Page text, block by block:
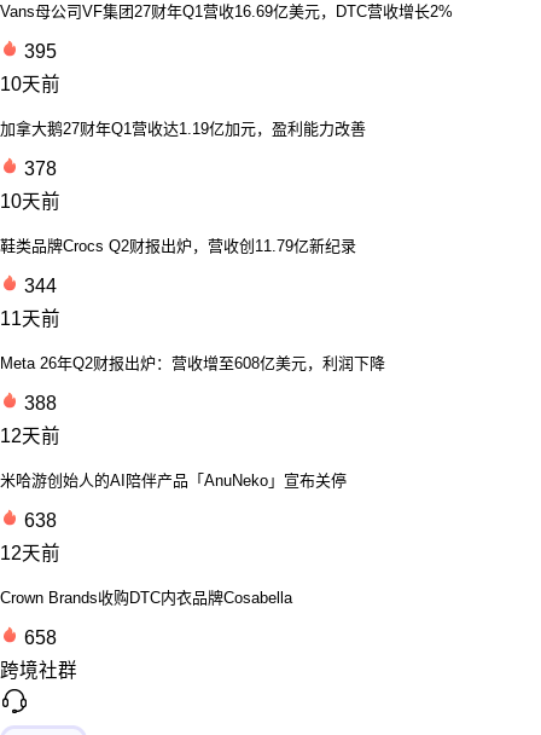
Vans母公司VF集团27财年Q1营收16.69亿美元，DTC营收增长2%
395
10天前
加拿大鹅27财年Q1营收达1.19亿加元，盈利能力改善
378
10天前
鞋类品牌Crocs Q2财报出炉，营收创11.79亿新纪录
344
11天前
Meta 26年Q2财报出炉：营收增至608亿美元，利润下降
388
12天前
米哈游创始人的AI陪伴产品「AnuNeko」宣布关停
638
12天前
Crown Brands收购DTC内衣品牌Cosabella
658
跨境社群